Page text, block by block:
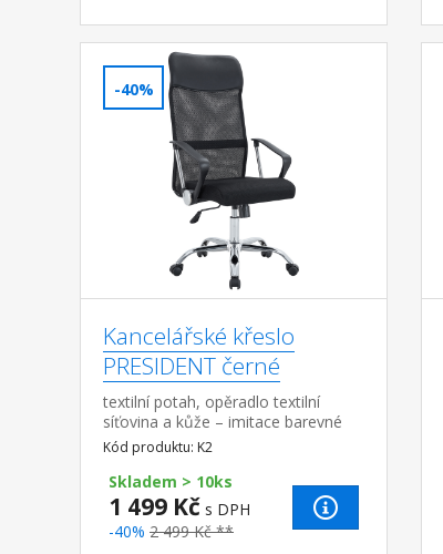
-40%
Kancelářské křeslo
PRESIDENT černé
textilní potah, opěradlo textilní
síťovina a kůže – imitace barevné
provedení černá chromovaný kříž,
houpací mechanismus výška sedu
45-55 cm doporučen...
Kód produktu: K2
Skladem > 10ks
1 499 Kč s DPH
-40% 2 499 Kč **